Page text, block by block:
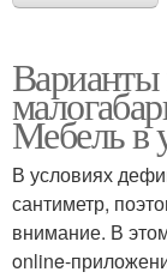
Варианты
Мебель в
В условиях
сантиметр,
внимание. В
online-